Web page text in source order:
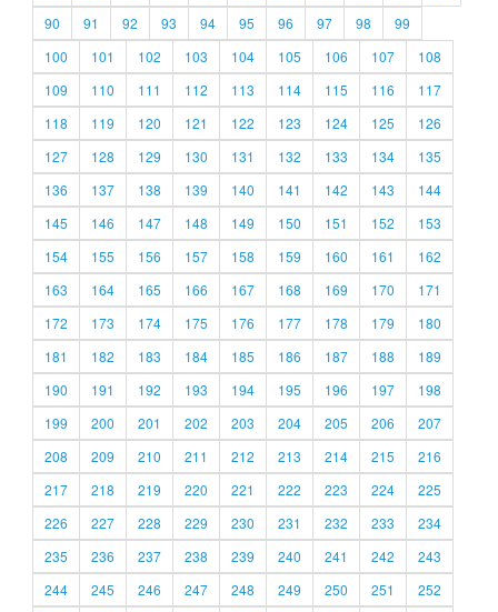
90
91 92 93 94 95 96 97 98
99
100
101 102 103 104 105 106 107
108
109
110 111 112 113 114 115 116
117
118
119 120 121 122 123 124 125
126
127
128 129 130 131 132 133 134
135
136
137 138 139 140 141 142 143
144
145
146 147 148 149 150 151 152
153
154
155 156 157 158 159 160 161
162
163
164 165 166 167 168 169 170
171
172
173 174 175 176 177 178 179
180
181
182 183 184 185 186 187 188
189
190
191 192 193 194 195 196 197
198
199
200 201 202 203 204 205 206
207
208
209 210 211 212 213 214 215
216
217
218 219 220 221 222 223 224
225
226
227 228 229 230 231 232 233
234
235
236 237 238 239 240 241 242
243
244
245 246 247 248 249 250 251
252